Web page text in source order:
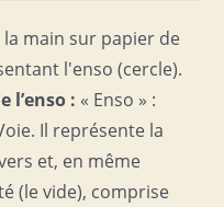
main sur papier de
l'enso (cercle).
l’enso : « Enso » :
Il représente la
et, en même
(le vide), comprise